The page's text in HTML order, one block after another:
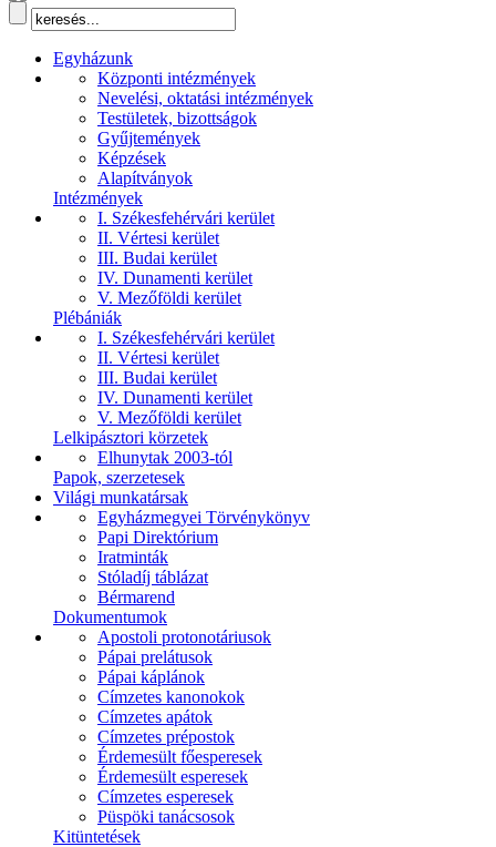
Egyházunk
Központi intézmények
Nevelési, oktatási intézmények
Testületek, bizottságok
Gyűjtemények
Képzések
Alapítványok
Intézmények
I. Székesfehérvári kerület
II. Vértesi kerület
III. Budai kerület
IV. Dunamenti kerület
V. Mezőföldi kerület
Plébániák
I. Székesfehérvári kerület
II. Vértesi kerület
III. Budai kerület
IV. Dunamenti kerület
V. Mezőföldi kerület
Lelkipásztori körzetek
Elhunytak 2003-tól
Papok, szerzetesek
Világi munkatársak
Egyházmegyei Törvénykönyv
Papi Direktórium
Iratminták
Stóladíj táblázat
Bérmarend
Dokumentumok
Apostoli protonotáriusok
Pápai prelátusok
Pápai káplánok
Címzetes kanonokok
Címzetes apátok
Címzetes prépostok
Érdemesült főesperesek
Érdemesült esperesek
Címzetes esperesek
Püspöki tanácsosok
Kitüntetések